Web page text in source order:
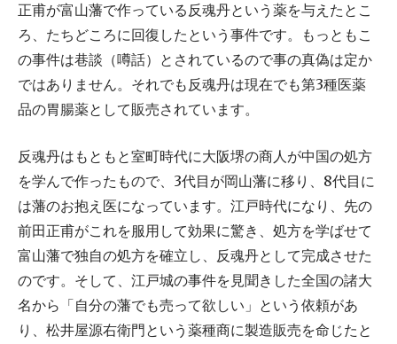
正甫が富山藩で作っている反魂丹という薬を与えたとこ
ろ、たちどころに回復したという事件です。もっともこ
の事件は巷談（噂話）とされているので事の真偽は定か
ではありません。それでも反魂丹は現在でも第3種医薬
品の胃腸薬として販売されています。
反魂丹はもともと室町時代に大阪堺の商人が中国の処方
を学んで作ったもので、3代目が岡山藩に移り、8代目に
は藩のお抱え医になっています。江戸時代になり、先の
前田正甫がこれを服用して効果に驚き、処方を学ばせて
富山藩で独自の処方を確立し、反魂丹として完成させた
のです。そして、江戸城の事件を見聞きした全国の諸大
名から「自分の藩でも売って欲しい」という依頼があ
り、松井屋源右衛門という薬種商に製造販売を命じたと